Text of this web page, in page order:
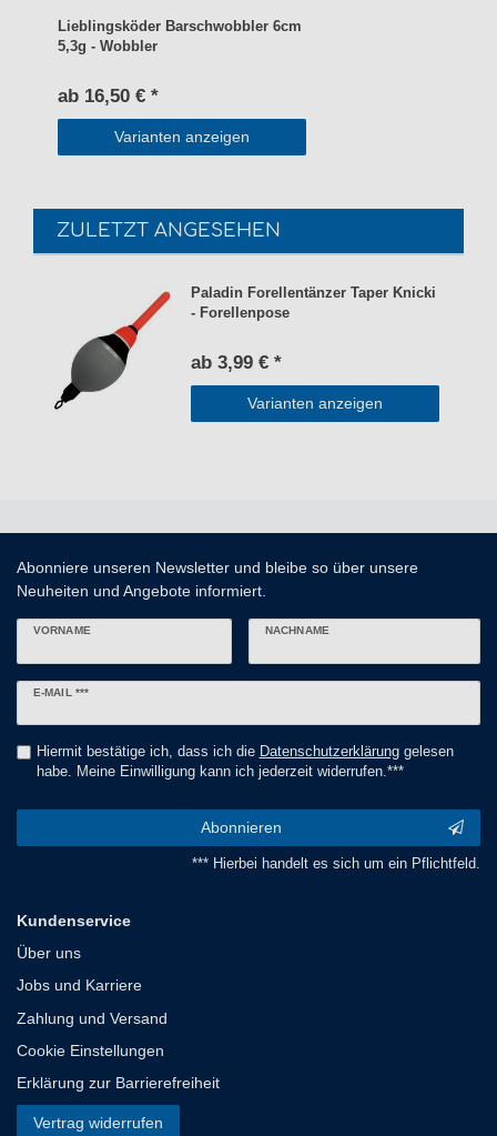
Lieblingsköder Barschwobbler 6cm
5,3g - Wobbler
ab 16,50 € *
Varianten anzeigen
ZULETZT ANGESEHEN
Paladin Forellentänzer Taper Knicki
- Forellenpose
ab 3,99 € *
Varianten anzeigen
Abonniere unseren Newsletter und bleibe so über unsere
Neuheiten und Angebote informiert.
VORNAME NACHNAME
E-MAIL ***
Newsletter
Hiermit bestätige ich, dass ich die Daten­schutz­erklärunggelesen
habe. Meine Einwilligung kann ich jederzeit widerrufen.***
Abonnieren
*** Hierbei handelt es sich um ein Pflichtfeld.
Kundenservice
Über uns
Jobs und Karriere
Zahlung und Versand
Cookie Einstellungen
Erklärung zur Barrierefreiheit
Vertrag widerrufen